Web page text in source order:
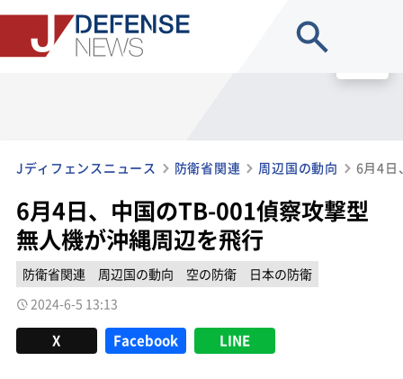
Jディフェンスニュース 防衛省関連 周辺国の動向
6月4日、中国のTB-001偵察攻撃型
無人機が沖縄周辺を飛行
防衛省関連 周辺国の動向 空の防衛
日本の防衛
2024-6-5 13:13
X Facebook LINE